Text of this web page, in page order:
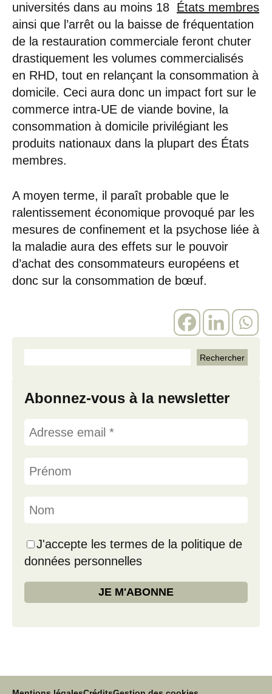
universités dans au moins 18 États membres
ainsi que l’arrêt ou la baisse de fréquentation
de la restauration commerciale feront chuter
drastiquement les volumes commercialisés
en RHD, tout en relançant la consommation à
domicile. Ceci aura donc un impact fort sur le
commerce intra-UE de viande bovine, la
consommation à domicile privilégiant les
produits nationaux dans la plupart des États
membres.
A moyen terme, il paraît probable que le
ralentissement économique provoqué par les
mesures de confinement et la psychose liée à
la maladie aura des effets sur le pouvoir
d’achat des consommateurs européens et
donc sur la consommation de bœuf.
Abonnez-vous à la newsletter
J'accepte les termes de la politique de
données personnelles